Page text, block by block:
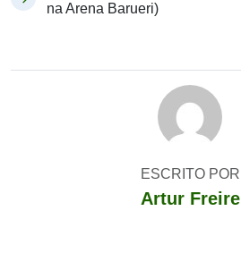
na Arena Barueri)
ESCRITO POR
Artur Freire